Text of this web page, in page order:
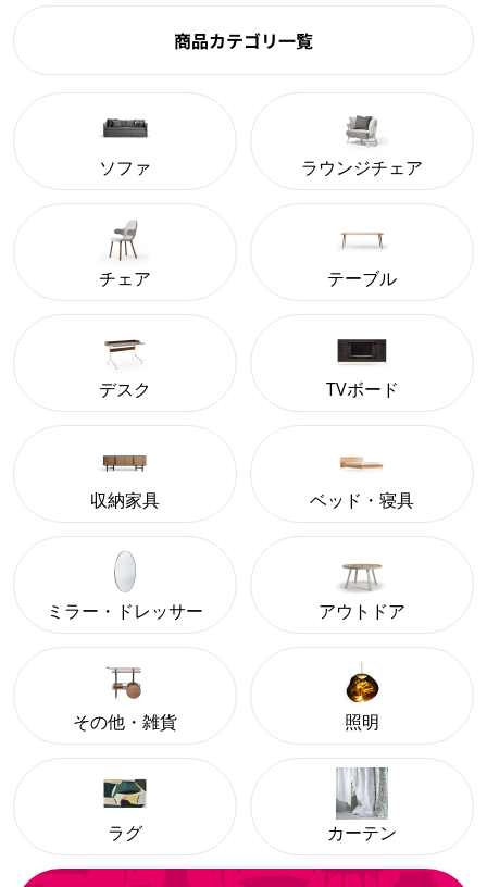
商品カテゴリ一覧
ソファ ラウンジチェア
チェア テーブル
デスク TVボード
収納家具 ベッド・寝具
ミラー・ドレッサー アウトドア
その他・雑貨 照明
ラグ カーテン